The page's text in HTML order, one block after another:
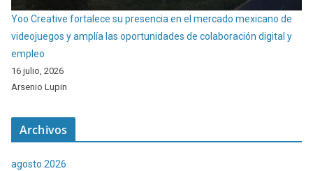
Yoo Creative fortalece su presencia en el mercado mexicano de
videojuegos y amplía las oportunidades de colaboración digital y
empleo
16 julio, 2026
Arsenio Lupin
Archivos
agosto 2026